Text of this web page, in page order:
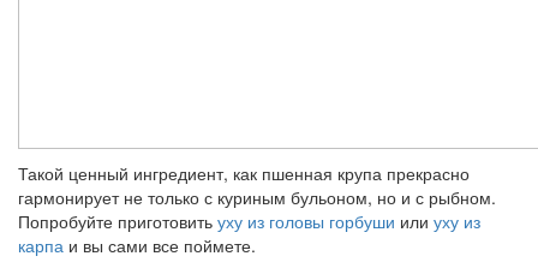
Такой ценный ингредиент, как пшенная крупа прекрасно
гармонирует не только с куриным бульоном, но и с рыбном.
Попробуйте приготовить уху из головы горбуши или уху из
карпа и вы сами все поймете.